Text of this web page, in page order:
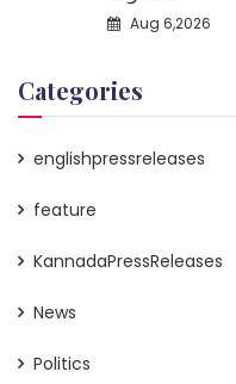
Aug 6,2026
Categories
englishpressreleases
feature
KannadaPressReleases
News
Politics